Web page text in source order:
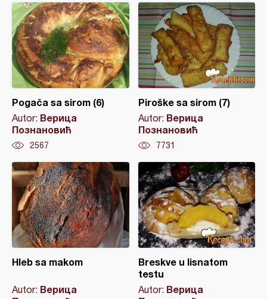
Pogača sa sirom (6)
Autor: Верица
Познановић
2567
Piroške sa sirom (7)
Autor: Верица
Познановић
7731
Hleb sa makom
Autor: Верица
Breskve u lisnatom
testu
Autor: Верица